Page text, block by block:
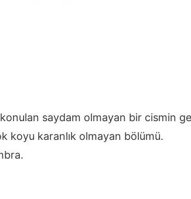
konulan saydam olmayan bir cismin
koyu karanlık olmayan bölümü.